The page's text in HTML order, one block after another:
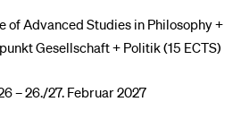
of Advanced Studies in Philosophy +
Gesellschaft + Politik (15 ECTS)
– 26./27. Februar 2027